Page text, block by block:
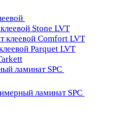
Stone LVT
клеевой Comfort LVT
Parquet LVT
ламинат SPC
ламинат SPC